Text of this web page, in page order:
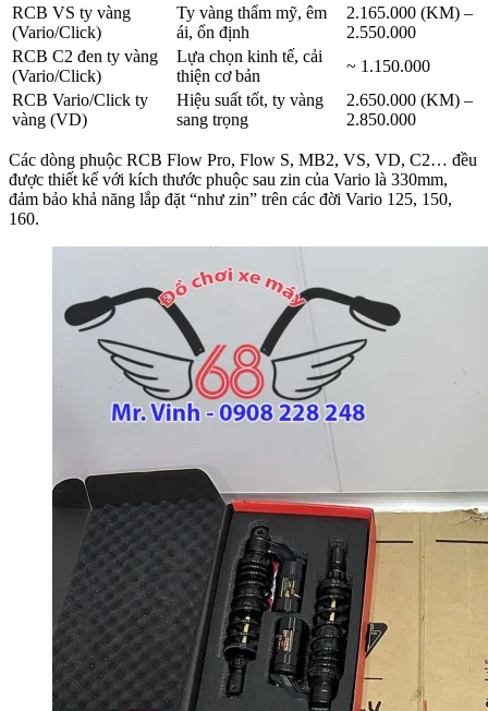
RCB VS ty vàng
(Vario/Click)
Ty vàng thẩm mỹ, êm
ái, ổn định
2.165.000 (KM) –
2.550.000
RCB C2 đen ty vàng
(Vario/Click)
Lựa chọn kinh tế, cải
thiện cơ bản
~ 1.150.000
RCB Vario/Click ty
vàng (VD)
Hiệu suất tốt, ty vàng
sang trọng
2.650.000 (KM) –
2.850.000
Các dòng phuộc RCB Flow Pro, Flow S, MB2, VS, VD, C2… đều
được thiết kế với kích thước phuộc sau zin của Vario là 330mm,
đảm bảo khả năng lắp đặt “như zin” trên các đời Vario 125, 150,
160.